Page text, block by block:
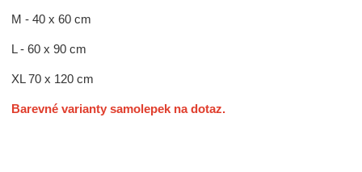
M - 40 x 60 cm
L - 60 x 90 cm
XL 70 x 120 cm
Barevné varianty samolepek na dotaz.